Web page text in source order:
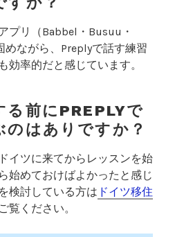
プリ（Babbel・Busuu・
ながら、Preplyで話す練習
効率的だと感じています。
る前にPREPLYで
のはありですか？
イツに来てからレッスンを始
始めておけばよかったと感じ
検討している方は ドイツ移住
覧ください。